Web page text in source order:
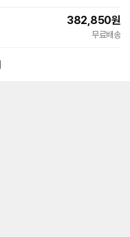
382,850원
무료배송